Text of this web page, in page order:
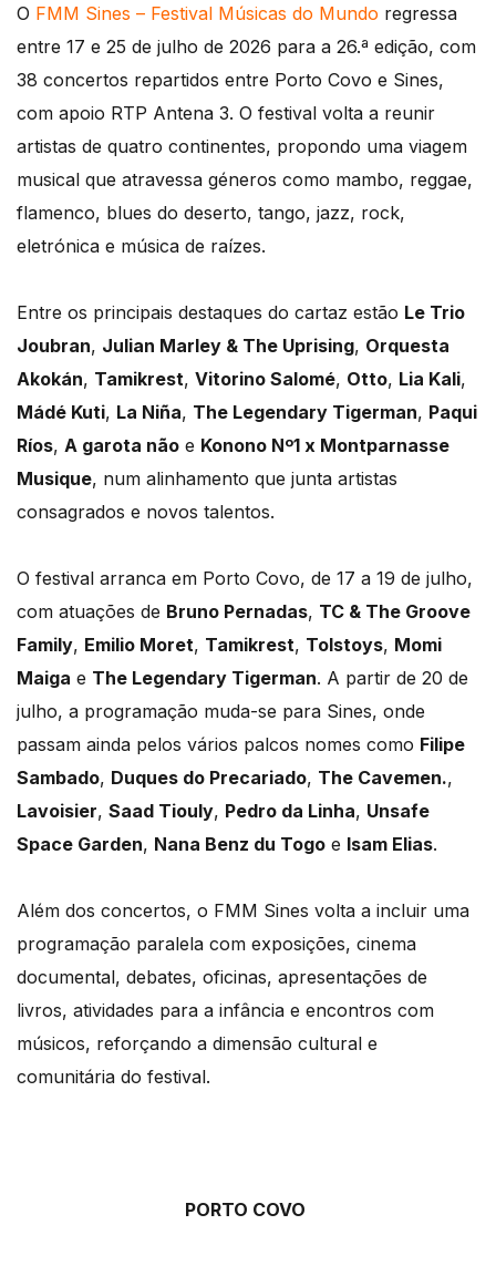
O FMM Sines – Festival Músicas do Mundo regressa
entre 17 e 25 de julho de 2026 para a 26.ª edição, com
38 concertos repartidos entre Porto Covo e Sines,
com apoio RTP Antena 3. O festival volta a reunir
artistas de quatro continentes, propondo uma viagem
musical que atravessa géneros como mambo, reggae,
flamenco, blues do deserto, tango, jazz, rock,
eletrónica e música de raízes.
Entre os principais destaques do cartaz estão Le Trio
Joubran, Julian Marley & The Uprising, Orquesta
Akokán, Tamikrest, Vitorino Salomé, Otto, Lia Kali,
Mádé Kuti, La Niña, The Legendary Tigerman, Paqui
Ríos, A garota não e Konono Nº1 x Montparnasse
Musique, num alinhamento que junta artistas
consagrados e novos talentos.
O festival arranca em Porto Covo, de 17 a 19 de julho,
com atuações de Bruno Pernadas, TC & The Groove
Family, Emilio Moret, Tamikrest, Tolstoys, Momi
Maiga e The Legendary Tigerman. A partir de 20 de
julho, a programação muda-se para Sines, onde
passam ainda pelos vários palcos nomes como Filipe
Sambado, Duques do Precariado, The Cavemen.,
Lavoisier, Saad Tiouly, Pedro da Linha, Unsafe
Space Garden, Nana Benz du Togo e Isam Elias.
Além dos concertos, o FMM Sines volta a incluir uma
programação paralela com exposições, cinema
documental, debates, oficinas, apresentações de
livros, atividades para a infância e encontros com
músicos, reforçando a dimensão cultural e
comunitária do festival.
PORTO COVO